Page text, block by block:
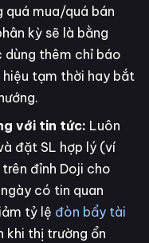
quá mua/quá bán
kỳ sẽ là bằng
dùng thêm chỉ báo
tạm thời hay bắt
với tin tức: Luôn
đặt SL hợp lý (ví
đỉnh Doji cho
có tin quan
tỷ lệ đòn bẩy tài
khi thị trường ổn